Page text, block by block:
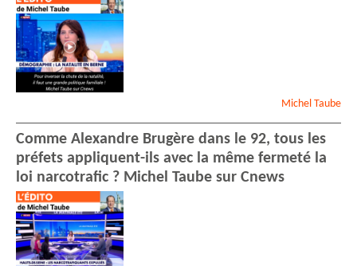
Michel Taube
Comme Alexandre Brugère dans le 92, tous les
préfets appliquent-ils avec la même fermeté la
loi narcotrafic ? Michel Taube sur Cnews